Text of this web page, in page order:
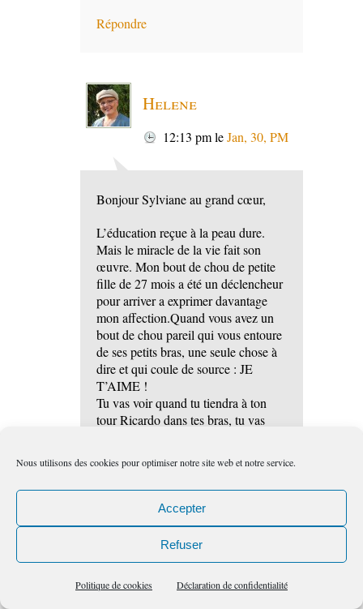
Nous utilisons des cookies pour optimiser notre site web et notre service.
Accepter
Refuser
Politique de cookies Déclaration de confidentialité
Répondre
Helene
12:13 pmleJan, 30, PM
Bonjour Sylviane au grand cœur,
L’éducation reçue à la peau dure.
Mais le miracle de la vie fait son
œuvre. Mon bout de chou de petite
fille de 27 mois a été un déclencheur
pour arriver a exprimer davantage
mon affection.Quand vous avez un
bout de chou pareil qui vous entoure
de ses petits bras, une seule chose à
dire et qui coule de source : JE
T’AIME !
Tu vas voir quand tu tiendra à ton
tour Ricardo dans tes bras, tu vas
« Je n’ai pas de souvenir heureux à
me remémorer » Ceci est une
réflexion qu’une de mes sœurs m’a
dame âgée et qui regrettait de s’être